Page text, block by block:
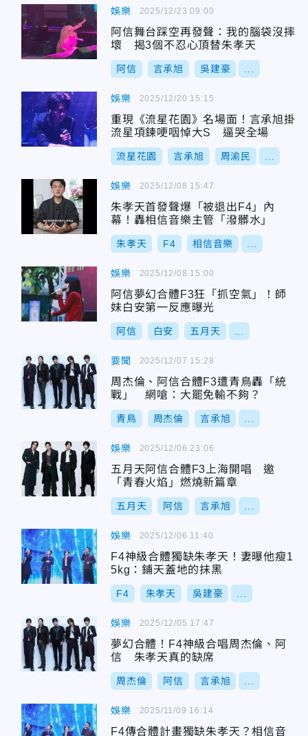
娛樂
阿信舞台踩空再發聲：我的腦袋沒摔
壞 揭3個不忍心頂替朱孝天
阿信 言承旭 吳建豪
2025/12/23 09:00
娛樂
重現《流星花園》名場面！言承旭掛
流星項鍊哽咽悼大S 逼哭全場
流星花園 言承旭 周渝民
2025/12/20 15:15
娛樂
朱孝天首發聲爆「被退出F4」內
幕！轟相信音樂主管「潑髒水」
朱孝天 F4 相信音樂
2025/12/08 15:47
娛樂
阿信夢幻合體F3狂「抓空氣」！師
妹白安第一反應曝光
阿信 白安 五月天
2025/12/08 15:00
要聞
周杰倫、阿信合體F3遭青鳥轟「統
戰」 網嗆：大罷免輸不夠？
青鳥 周杰倫 言承旭
2025/12/07 15:28
娛樂
五月天阿信合體F3上海開唱 邀
「青春火焰」燃燒新篇章
五月天 阿信 言承旭
2025/12/06 23:06
娛樂
F4神級合體獨缺朱孝天！妻曝他瘦1
5kg：鋪天蓋地的抹黑
F4 朱孝天 吳建豪
2025/12/06 11:40
娛樂
夢幻合體！F4神級合唱周杰倫、阿
信 朱孝天真的缺席
周杰倫 阿信 言承旭
2025/12/05 17:47
娛樂
F4傳合體計畫獨缺朱孝天？相信音
2025/11/09 16:14